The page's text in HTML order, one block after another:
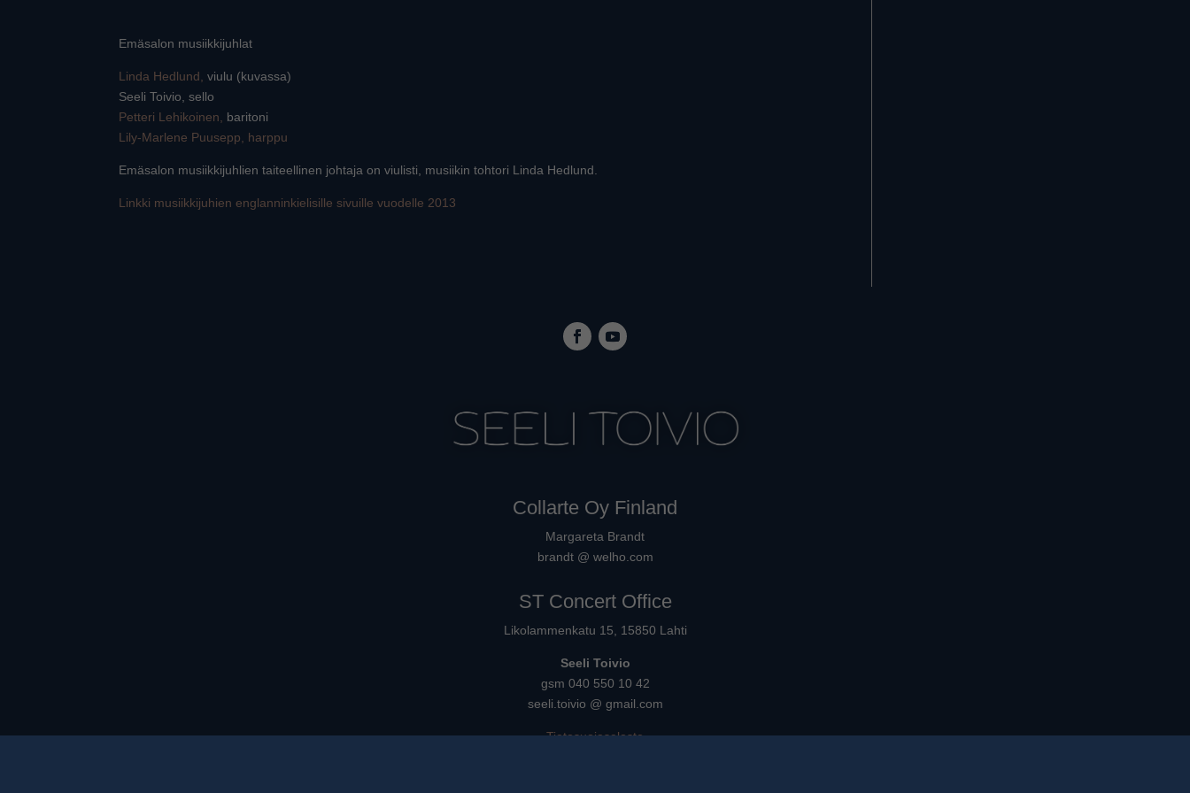
Emäsalon musiikkijuhlat
Linda Hedlund, viulu (kuvassa)
Seeli Toivio, sello
Petteri Lehikoinen,
baritoni
Lily-Marlene Puusepp, harppu
Emäsalon musiikkijuhlien taiteellinen johtaja on viulisti, musiikin tohtori Linda Hedlund.
Linkki musiikkijuhien englanninkielisille sivuille vuodelle 2013
Collarte Oy Finland
Margareta Brandt
brandt @ welho.com
ST Concert Office
Likolammenkatu 15, 15850 Lahti
Seeli Toivio
gsm 040 550 10 42
seeli.toivio @ gmail.com
Tietosuojaseloste